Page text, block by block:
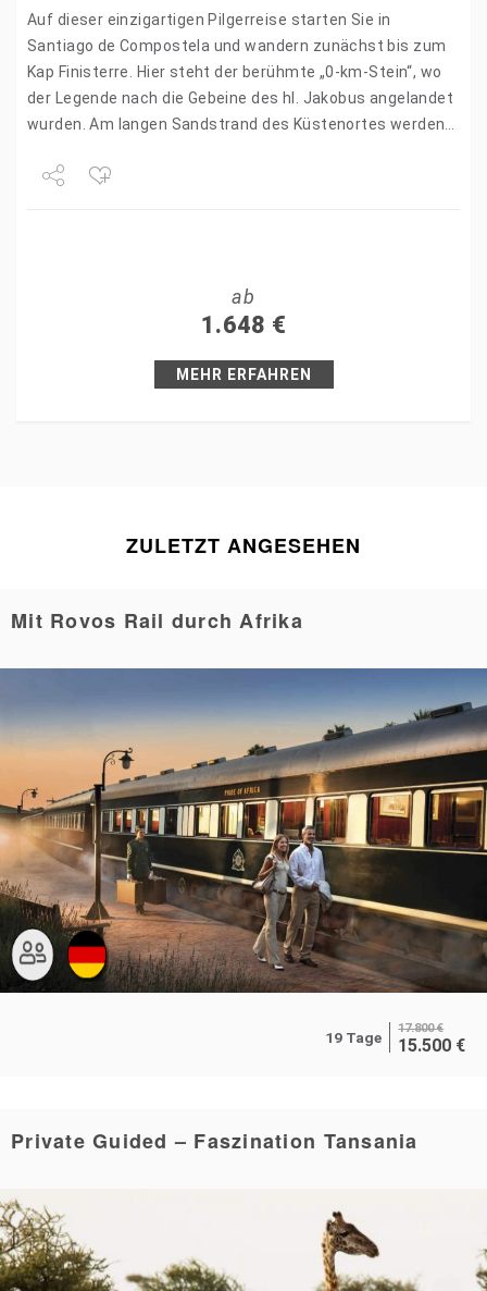
Auf dieser einzigartigen Pilgerreise starten Sie in
Santiago de Compostela und wandern zunächst bis zum
Kap Finisterre. Hier steht der berühmte „0-km-Stein“, wo
der Legende nach die Gebeine des hl. Jakobus angelandet
wurden. Am langen Sandstrand des Küstenortes werden
ab
1.648 €
MEHR ERFAHREN
ZULETZT ANGESEHEN
Mit Rovos Rail durch Afrika
19 Tage
17.800 €
15.500 €
Private Guided – Faszination Tansania